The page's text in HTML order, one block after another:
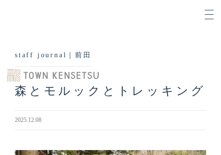
staff journal｜前田
森とモルックとトレッキング
2025.12.08